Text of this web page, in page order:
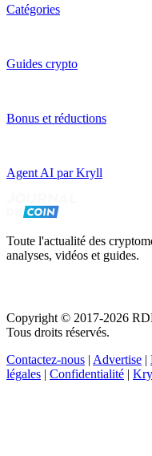
Catégories
Guides crypto
Bonus et réductions
Agent AI par Kryll
Toute l'actualité des
analyses, vidéos et guides.
Copyright © 2017-2026
Tous droits réservés.
Contactez-nous | Advertise |
légales | Confidentialité |